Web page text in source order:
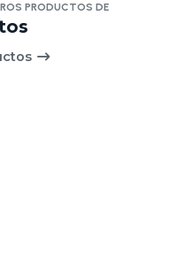
PRODUCTOS DE